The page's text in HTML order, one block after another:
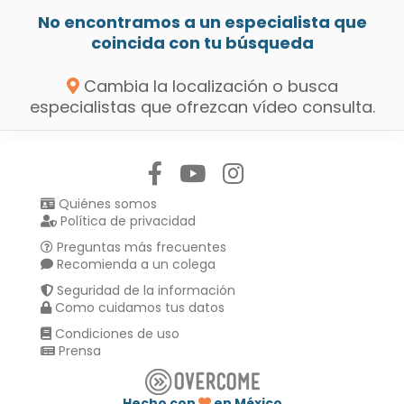
No encontramos a un especialista que
coincida con tu búsqueda
Cambia la localización o busca
especialistas que ofrezcan vídeo consulta.
Quiénes somos
Política de privacidad
Preguntas más frecuentes
Recomienda a un colega
Seguridad de la información
Como cuidamos tus datos
Condiciones de uso
Prensa